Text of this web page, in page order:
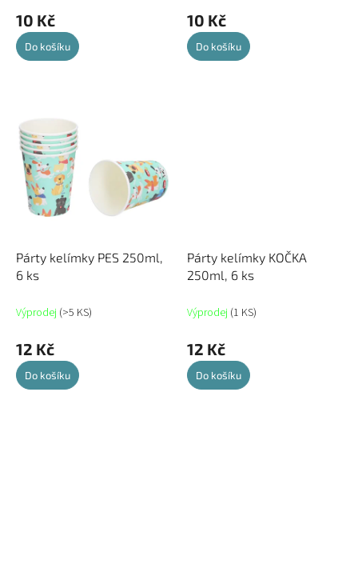
10 Kč
Do košíku
10 Kč
Do košíku
Párty kelímky PES 250ml,
6 ks
Výprodej (>5 KS)
12 Kč
Do košíku
Párty kelímky KOČKA
250ml, 6 ks
Výprodej (1 KS)
12 Kč
Do košíku